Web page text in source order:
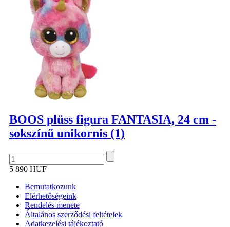
BOOS plüss figura FANTASIA, 24 cm -
sokszínű unikornis (1)
5 890 HUF
Bemutatkozunk
Elérhetőségeink
Rendelés menete
Általános szerződési feltételek
Adatkezelési tájékoztató